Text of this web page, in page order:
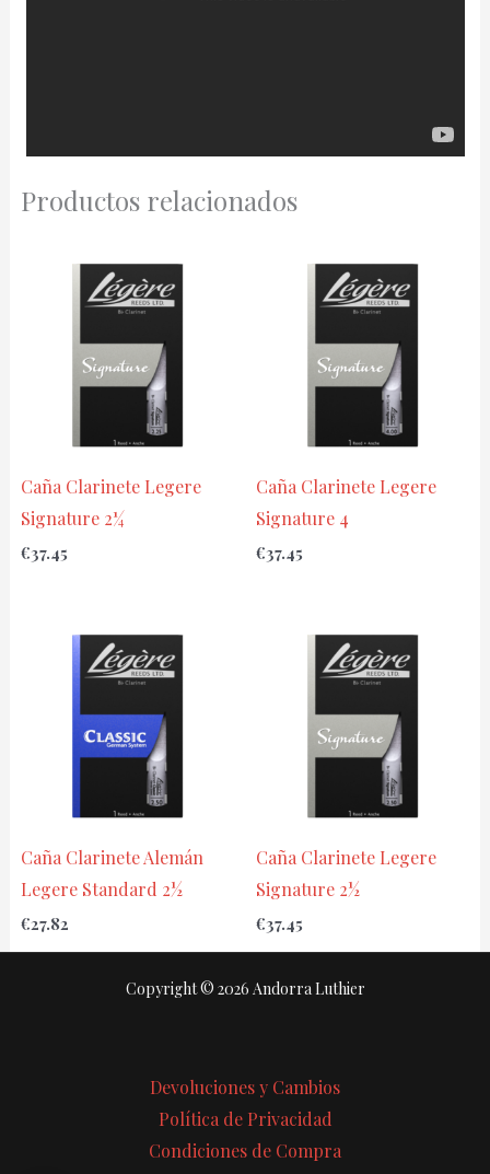
Productos relacionados
Caña Clarinete Legere
Signature 2¼
€37.45
Caña Clarinete Legere
Signature 4
€37.45
Caña Clarinete Alemán
Legere Standard 2½
€27.82
Caña Clarinete Legere
Signature 2½
€37.45
Copyright © 2026 Andorra Luthier
Devoluciones y Cambios
Política de Privacidad
Condiciones de Compra